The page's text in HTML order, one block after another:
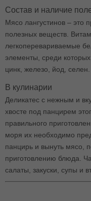
Состав и наличие
Мясо лангустинов – это
полезных веществ.
легкоперевариваемые
элементы, среди
цинк, железо, йод, селен.
В кулинарии
Деликатес с нежным и
хвосте под панцирем
правильного
моря их необходимо
панцирь и вынуть мясо,
приготовлению блюда.
салаты, закуски, супы и